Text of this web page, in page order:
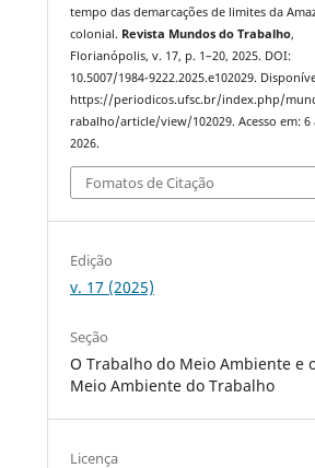
tempo das demarcações de limites da
colonial. Revista Mundos do Trabalho,
Florianópolis, v. 17, p. 1–20, 2025. DOI:
10.5007/1984-9222.2025.e102029.
https://periodicos.ufsc.br/index.php/
rabalho/article/view/102029. Acesso em: 6
2026.
Fomatos de Citação
Edição
v. 17 (2025)
Seção
O Trabalho do Meio Ambiente e
Meio Ambiente do Trabalho
Licença